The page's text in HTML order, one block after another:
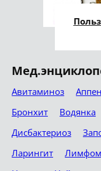
Авитаминоз
Бронхит
Водянка
Дисбактериоз
Ларингит